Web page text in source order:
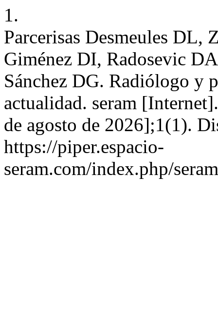
1.
Parcerisas Desmeules DL,
Giménez DI, Radosevic
Sánchez DG. Radiólogo y
actualidad. seram
de agosto de 2026];1(1).
https://piper.espacio-
seram.com/index.php/